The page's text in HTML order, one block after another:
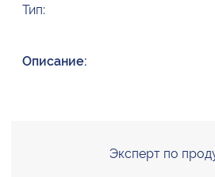
Тип:
Описание:
Эксперт по